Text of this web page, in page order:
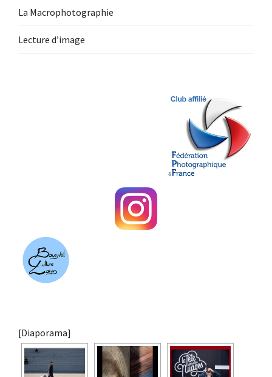
La Macrophotographie
Lecture d’image
[Diaporama]